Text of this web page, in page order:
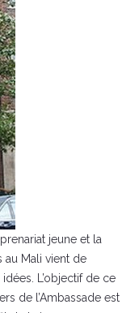
jeune et la
au Mali vient de
L’objectif de ce
de l’Ambassade est